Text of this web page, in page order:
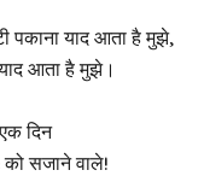
पकाना याद आता है मुझे,
आता है मुझे।
दिन
सजाने वाले!